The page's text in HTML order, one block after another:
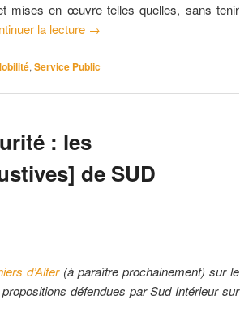
mises en œuvre telles quelles, sans tenir
la lecture →
, Service Public
: les
de SUD
d’Alter(à paraître prochainement) sur le
défendues par Sud Intérieur sur